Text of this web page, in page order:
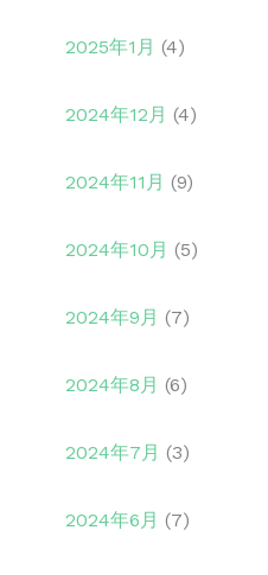
2025年1月 (4)
2024年12月 (4)
2024年11月 (9)
2024年10月 (5)
2024年9月 (7)
2024年8月 (6)
2024年7月 (3)
2024年6月 (7)